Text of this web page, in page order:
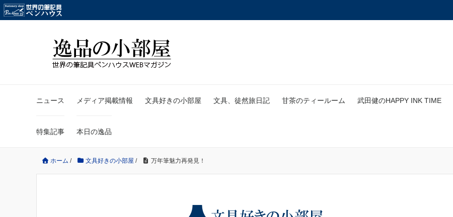
ニュース メディア掲載情報 文具好きの小部屋 文具、徒然旅日記 甘茶のティールーム 武田健のHAPPY INK TIME
特集記事 本日の逸品
ホーム / 文具好きの小部屋 / 万年筆魅力再発見！